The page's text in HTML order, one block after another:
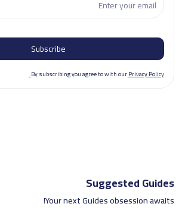
By subscribing you agree to with ourPrivacy Policy.
Suggested Guides
Your next Guides obsession awaits!